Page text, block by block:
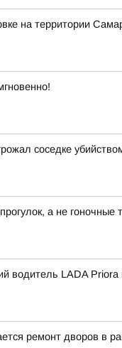
на территории
соседке
а не гоночные
водитель LADA Priora
ремонт дворов в